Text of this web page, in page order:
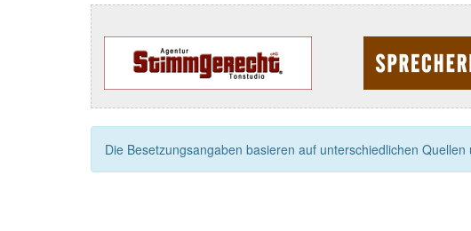
Die Besetzungsangaben basieren auf unterschiedlichen